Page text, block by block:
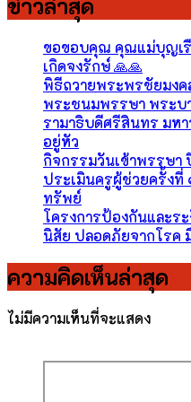
ข่าวล่าสุด
ขอขอบคุณ คุณแม่บุญเรื
เกิดจงรักษ์ 🙏🙏
พิธีถวายพระพรชัยมงค
พระชนมพรรษา พระบ
รามาธิบดีศรีสินทร มห
อยู่หัว
กิจกรรมวันเข้าพรรษ
ประเมินครูผู้ช่วยครั้งที่
ทรัพย์
โครงการป้องกันและร
นิสัย ปลอดภัยจากโรค
ความคิดเห็นล่าสุด
ไม่มีความเห็นที่จะแสดง